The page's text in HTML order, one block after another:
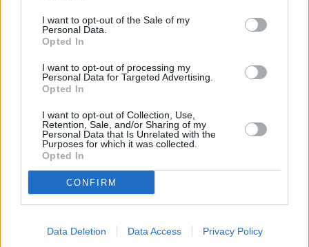
I want to opt-out of the Sale of my
Personal Data.
Opted In
I want to opt-out of processing my
Personal Data for Targeted Advertising.
Opted In
I want to opt-out of Collection, Use,
Retention, Sale, and/or Sharing of my
Personal Data that Is Unrelated with the
Purposes for which it was collected.
Opted In
CONFIRM
Data Deletion Data Access Privacy Policy
Από την Ουγκάντα στην Κρήτη
Συνεντεύξεις 18/11/2025
Δήμητρα Δερζέκου: «Λέω τη δική μου